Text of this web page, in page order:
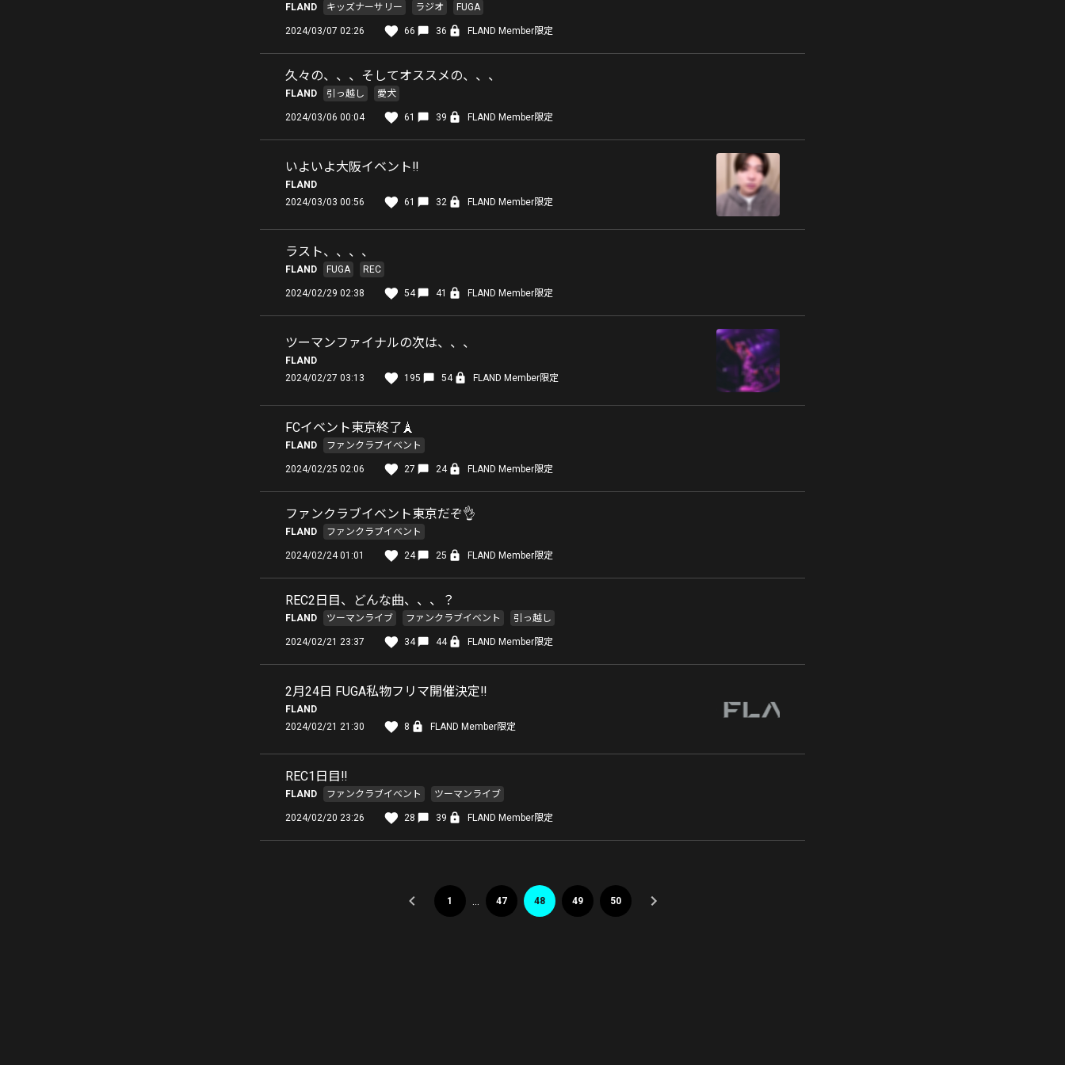
FLAND キッズナーサリー ラジオ FUGA
2024/03/07 02:26 66 36 FLAND Member限定
久々の、、、そしてオススメの、、、
FLAND 引っ越し 愛犬
2024/03/06 00:04 61 39 FLAND Member限定
いよいよ大阪イベント‼️
FLAND
2024/03/03 00:56
61 32 FLAND Member限定
ラスト、、、、
FLAND FUGA REC
2024/02/29 02:38 54 41 FLAND Member限定
ツーマンファイナルの次は、、、
FLAND
2024/02/27 03:13
195 54 FLAND Member限定
FCイベント東京終了🗼
FLAND ファンクラブイベント
2024/02/25 02:06 27 24 FLAND Member限定
ファンクラブイベント東京だぞ👌
FLAND ファンクラブイベント
2024/02/24 01:01 24 25 FLAND Member限定
REC2日目、どんな曲、、、？
FLAND ツーマンライブ ファンクラブイベント 引っ越し
2024/02/21 23:37 34 44 FLAND Member限定
2月24日 FUGA私物フリマ開催決定‼️
FLAND
2024/02/21 21:30
8 FLAND Member限定
REC1日目‼️
FLAND ファンクラブイベント ツーマンライブ
2024/02/20 23:26 28 39 FLAND Member限定
1 47 48 49 50